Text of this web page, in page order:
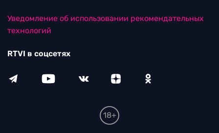
Уведомление об использовании рекомендательных
технологий
RTVI в соцсетях
18+